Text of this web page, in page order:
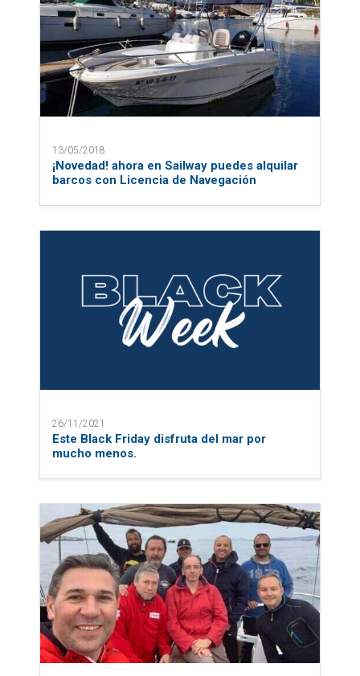
13/05/2018
¡Novedad! ahora en Sailway puedes alquilar
barcos con Licencia de Navegación
26/11/2021
Este Black Friday disfruta del mar por
mucho menos.